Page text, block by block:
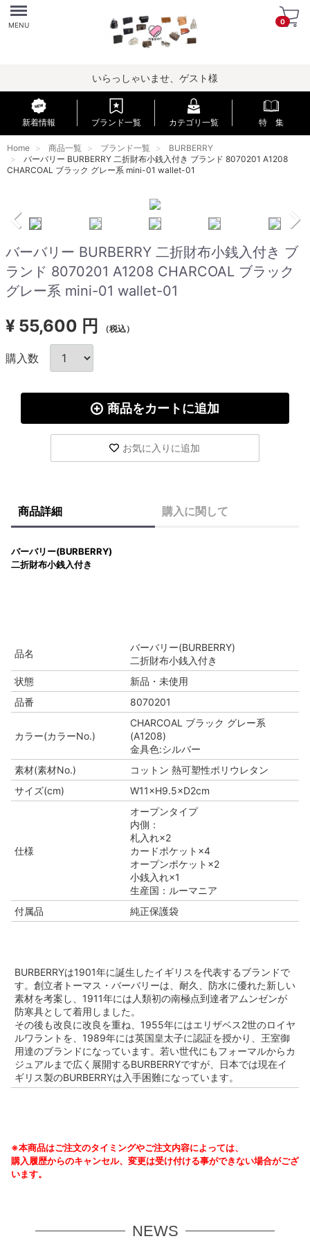
Menu
MENU 0
いらっしゃいませ、ゲスト様
新着情報 ブランド一覧 カテゴリ一覧 特 集
Home 商品一覧 ブランド一覧
BURBERRY
バーバリー BURBERRY 二折財布小銭入付き ブランド 8070201 A1208
CHARCOAL ブラック グレー系 mini-01 wallet-01
バーバリー BURBERRY 二折財布小銭入付き ブ
ランド 8070201 A1208 CHARCOAL ブラック
グレー系 mini-01 wallet-01
¥ 55,600 円 （税込）
購入数
商品をカートに追加
お気に入りに追加
商品詳細 購入に関して
バーバリー(BURBERRY)
二折財布小銭入付き
品名
バーバリー(BURBERRY)
二折財布小銭入付き
状態
新品・未使用
品番
8070201
カラー(カラーNo.)
CHARCOAL ブラック グレー系
(A1208)
金具色:シルバー
素材(素材No.)
コットン 熱可塑性ポリウレタン
サイズ(cm)
W11×H9.5×D2cm
仕様
オープンタイプ
内側：
札入れ×2
カードポケット×4
オープンポケット×2
小銭入れ×1
生産国：ルーマニア
付属品
純正保護袋
BURBERRYは1901年に誕生したイギリスを代表するブランドで
す。創立者トーマス・バーバリーは、耐久、防水に優れた新しい
素材を考案し、1911年には人類初の南極点到達者アムンゼンが
防寒具として着用しました。
その後も改良に改良を重ね、1955年にはエリザベス2世のロイヤ
ルワラントを、1989年には英国皇太子に認証を授かり、王室御
用達のブランドになっています。若い世代にもフォーマルからカ
ジュアルまで広く展開するBURBERRYですが、日本では現在イ
ギリス製のBURBERRYは入手困難になっています。
※本商品はご注文のタイミングやご注文内容によっては、
購入履歴からのキャンセル、変更は受け付ける事ができない場合がござ
います。
NEWS